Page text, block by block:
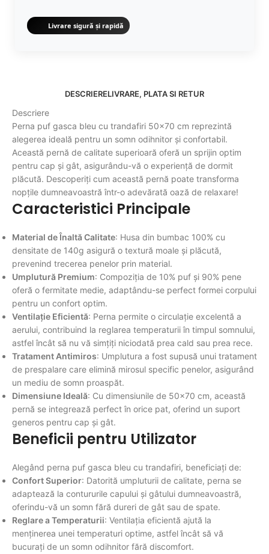
Livrare sigură și rapidă
DESCRIERELIVRARE, PLATA SI RETUR
Descriere
Perna puf gasca bleu cu trandafiri 50x70 cm reprezintă
alegerea ideală pentru un somn odihnitor și confortabil.
Această pernă de calitate superioară oferă un sprijin optim
pentru cap și gât, asigurându-vă o experiență de dormit
plăcută. Descoperiți cum această pernă poate transforma
nopțile dumneavoastră într-o adevărată oază de relaxare!
Caracteristici Principale
Material de Înaltă Calitate: Husa din bumbac 100% cu
densitate de 140g asigură o textură moale și plăcută,
prevenind trecerea penelor prin material.
Umplutură Premium: Compoziția de 10% puf și 90% pene
oferă o fermitate medie, adaptându-se perfect formei corpului
pentru un confort optim.
Ventilație Eficientă: Perna permite o circulație excelentă a
aerului, contribuind la reglarea temperaturii în timpul somnului,
astfel încât să nu vă simțiți niciodată prea cald sau prea rece.
Tratament Antimiros: Umplutura a fost supusă unui tratament
de prespalare care elimină mirosul specific penelor, asigurând
un mediu de somn proaspăt.
Dimensiune Ideală: Cu dimensiunile de 50x70 cm, această
pernă se integrează perfect în orice pat, oferind un suport
generos pentru cap și gât.
Beneficii pentru Utilizator
Alegând perna puf gasca bleu cu trandafiri, beneficiați de:
Confort Superior: Datorită umpluturii de calitate, perna se
adaptează la contururile capului și gâtului dumneavoastră,
oferindu-vă un somn fără dureri de gât sau de spate.
Reglare a Temperaturii: Ventilația eficientă ajută la
menținerea unei temperaturi optime, astfel încât să vă
bucurați de un somn odihnitor fără discomfort.